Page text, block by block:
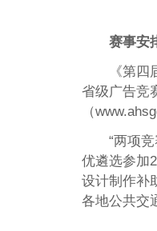
赛事安
《第
省级广告竞
（
“两项
优遴选参加
设计制作补
各地公共交